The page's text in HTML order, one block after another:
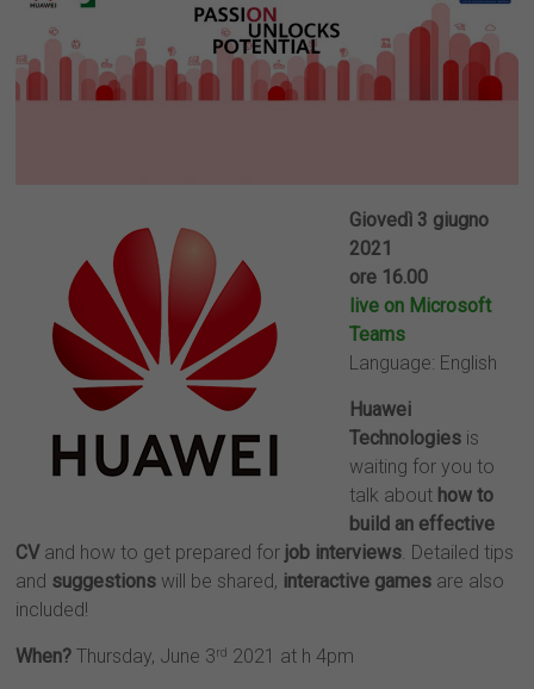
Giovedì 3 giugno
2021
ore 16.00
live on Microsoft
Teams
Language: English
Huawei
Technologies is
waiting for you to
talk about how to
build an effective
CVand how to get prepared for job interviews. Detailed tips
and suggestions will be shared, interactive games are also
included!
When?Thursday, June 3rd 2021 at h 4pm